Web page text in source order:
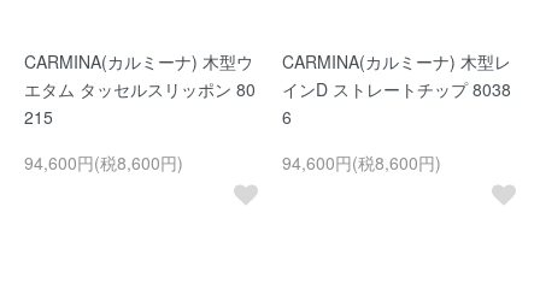
CARMINA(カルミーナ) 木型ウ
エタム タッセルスリッポン 80
215
94,600円(税8,600円)
CARMINA(カルミーナ) 木型レ
インD ストレートチップ 8038
6
94,600円(税8,600円)